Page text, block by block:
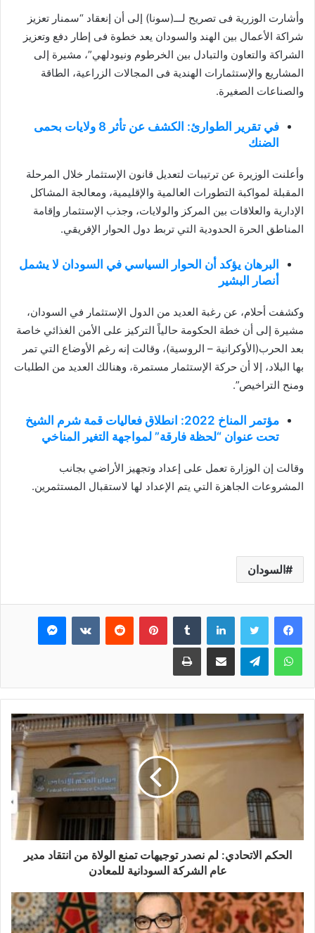
وأشارت الوزرية فى تصريح لـــ(سونا) إلى أن إنعقاد “سمنار تعزيز
شراكة الأعمال بين الهند والسودان يعد خطوة فى إطار دفع وتعزيز
الشراكة والتعاون والتبادل بين الخرطوم ونيودلهي”، مشيرة إلى
المشاريع والإستثمارات الهندية فى المجالات الزراعية، الطاقة
والصناعات الصغيرة.
في تقرير الطوارئ: الكشف عن تأثر 8 ولايات بحمى
الضنك
وأعلنت الوزيرة عن ترتيبات لتعديل قانون الإستثمار خلال المرحلة
المقبلة لمواكبة التطورات العالمية والإقليمية، ومعالجة المشاكل
الإدارية والعلاقات بين المركز والولايات، وجذب الإستثمار وإقامة
المناطق الحرة الحدودية التي تربط دول الحوار الإفريقي.
البرهان يؤكد أن الحوار السياسي في السودان لا يشمل
أنصار البشير
وكشفت أحلام، عن رغبة العديد من الدول الإستثمار في السودان،
مشيرة إلى أن خطة الحكومة حالياً التركيز على الأمن الغذائي خاصة
بعد الحرب(الأوكرانية – الروسية)، وقالت إنه رغم الأوضاع التي تمر
بها البلاد، إلا أن حركة الإستثمار مستمرة، وهنالك العديد من الطلبات
ومنح التراخيص”.
مؤتمر المناخ 2022: انطلاق فعاليات قمة شرم الشيخ
تحت عنوان “لحظة فارقة” لمواجهة التغير المناخي
وقالت إن الوزارة تعمل على إعداد وتجهيز الأراضي بجانب
المشروعات الجاهزة التي يتم الإعداد لها لاستقبال المستثمرين.
السودان
فيسبوك تويتر لينكدإن بينتيريست ماسنجر
واتساب تيلقرام مشاركة عبر البريد طباعة
الحكم الاتحادي: لم نصدر توجيهات تمنع الولاة من انتقاد مدير
عام الشركة السودانية للمعادن